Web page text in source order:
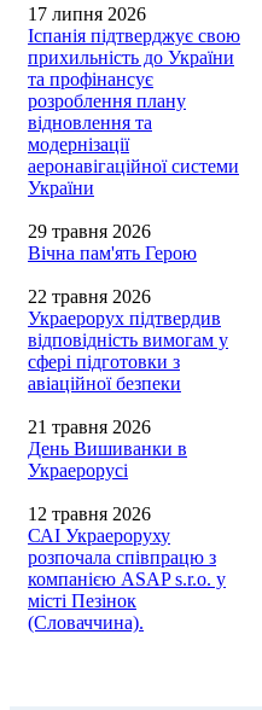
17 липня 2026
Іспанія підтверджує свою
прихильність до України
та профінансує
розроблення плану
відновлення та
модернізації
аеронавігаційної системи
України
29 травня 2026
Вічна пам'ять Герою
22 травня 2026
Украерорух підтвердив
відповідність вимогам у
сфері підготовки з
авіаційної безпеки
21 травня 2026
День Вишиванки в
Украерорусі
12 травня 2026
САІ Украероруху
розпочала співпрацю з
компанією ASAP s.r.o. у
місті Пезінок
(Словаччина).